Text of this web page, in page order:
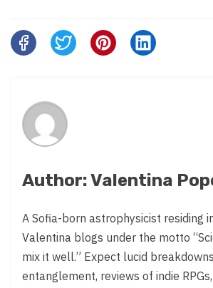
Share
this
Author: Valentina
A Sofia-born astrophysicist residing
Valentina blogs under the motto
mix it well.” Expect lucid
entanglement, reviews of indie